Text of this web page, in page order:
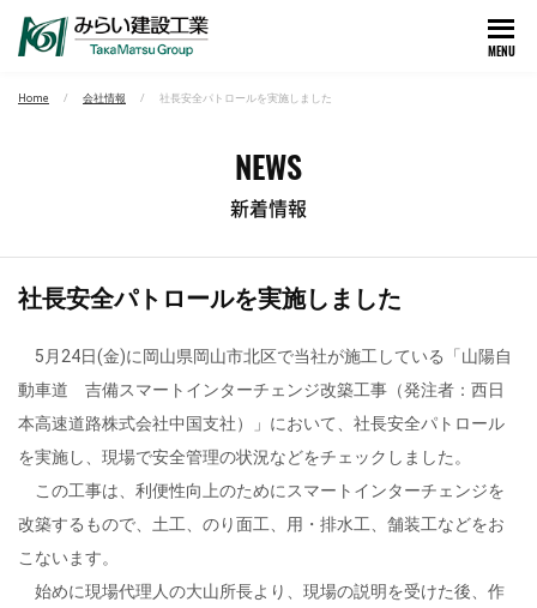
MENU
Home 会社情報 社長安全パトロールを実施しました
NEWS
新着情報
社長安全パトロールを実施しました
5月24日(金)に岡山県岡山市北区で当社が施工している「山陽自
動車道 吉備スマートインターチェンジ改築工事（発注者：西日
本高速道路株式会社中国支社）」において、社長安全パトロール
を実施し、現場で安全管理の状況などをチェックしました。
この工事は、利便性向上のためにスマートインターチェンジを
改築するもので、土工、のり面工、用・排水工、舗装工などをお
こないます。
始めに現場代理人の大山所長より、現場の説明を受けた後、作